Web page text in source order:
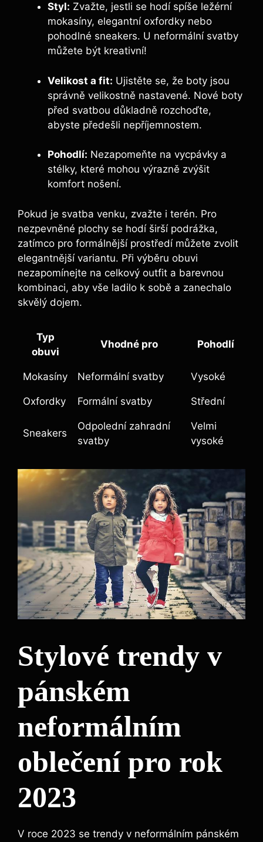
Styl: Zvažte, jestli se hodí spíše ležérní
mokasíny, elegantní oxfordky nebo
pohodlné sneakers. U neformální svatby
můžete být kreativní!
Velikost a fit: Ujistěte ⁢se, že boty⁢ jsou
správně velikostně nastavené. Nové boty
před svatbou důkladně⁤ rozchoďte,
abyste předešli nepříjemnostem.
Pohodlí: Nezapomeňte na vycpávky a
stélky,‍ které‍ mohou výrazně zvýšit
komfort nošení.
Pokud je ‌svatba venku, zvažte i terén. Pro
nezpevněné plochy se hodí širší podrážka,
zatímco pro formálnější prostředí můžete zvolit
elegantnější variantu.‌ Při výběru obuvi
nezapomínejte na‌ celkový outfit a barevnou
kombinaci, aby vše ladilo‍ k sobě a zanechalo
skvělý dojem.
Typ
obuvi
Vhodné pro Pohodlí
Mokasíny Neformální svatby Vysoké
Oxfordky Formální svatby Střední
Sneakers
Odpolední zahradní
svatby
Velmi
vysoké
Stylové trendy v
pánském
neformálním
oblečení pro rok
2023
V roce 2023 se trendy v neformálním ⁤pánském